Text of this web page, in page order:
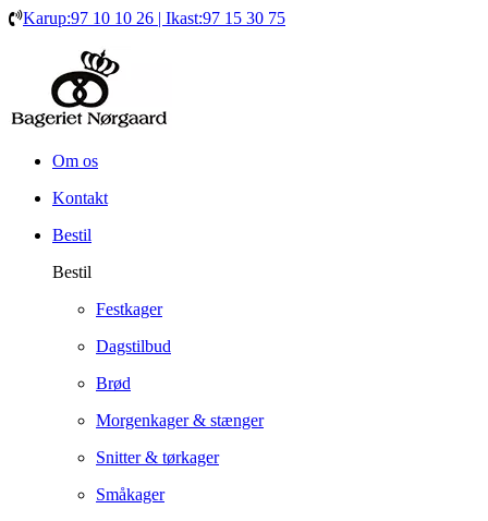
Karup:97 10 10 26 | Ikast:97 15 30 75
Om os
Kontakt
Bestil
Bestil
Festkager
Dagstilbud
Brød
Morgenkager & stænger
Snitter & tørkager
Småkager